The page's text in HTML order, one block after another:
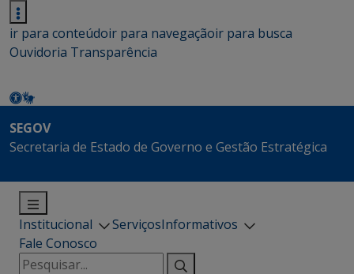
ir para conteúdoir para navegaçãoir para busca
Ouvidoria Transparência
SEGOV
Secretaria de Estado de Governo e Gestão Estratégica
Institucional ServiçosInformativos
Fale Conosco
Pesquisar